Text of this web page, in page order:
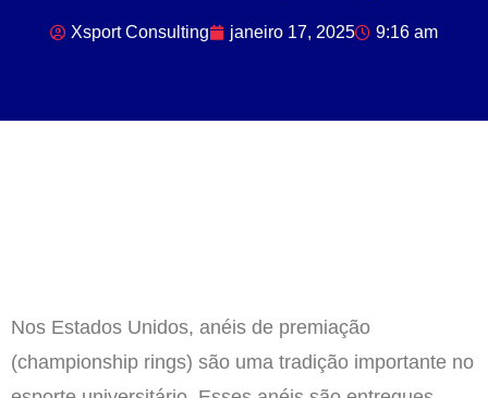
Xsport Consulting janeiro 17, 2025 9:16 am
Nos Estados Unidos, anéis de premiação
(championship rings) são uma tradição importante no